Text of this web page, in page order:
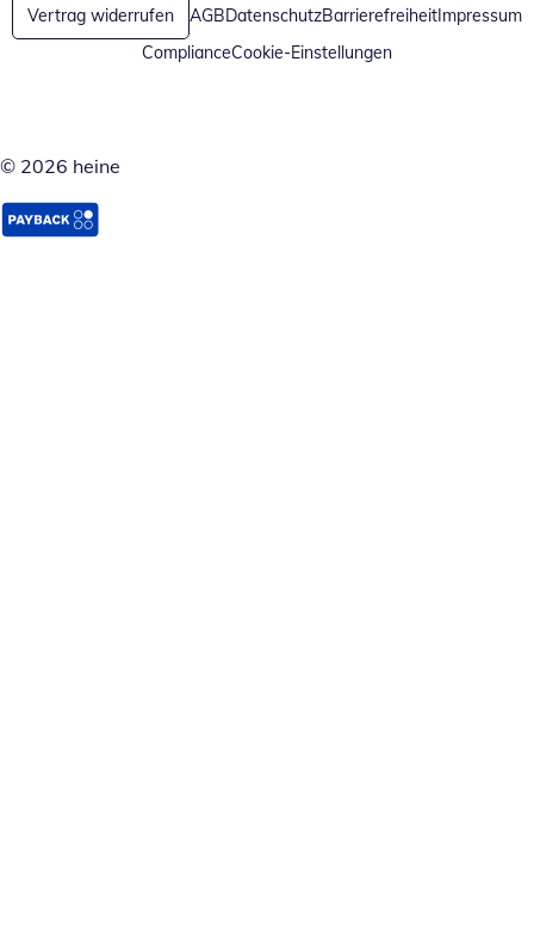
Vertrag widerrufen AGBDatenschutzBarrierefreiheitImpressum
ComplianceCookie-Einstellungen
© 2026 heine